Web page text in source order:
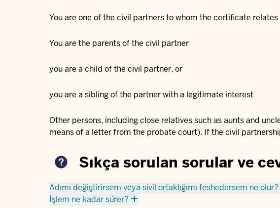
You are one of the civil partners to whom the certificate relates
You are the parents of the civil partner
you are a child of the civil partner, or
you are a sibling of the partner with a legitimate interest
Other persons, including close relatives such as aunts and
means of a letter from the probate court). If the civil
Sıkça sorulan sorular ve
Adımı değiştirirsem veya sivil ortaklığımı feshedersem ne olur?
İşlem ne kadar sürer?